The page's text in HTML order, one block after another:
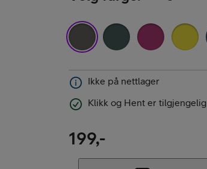
Ikke på nettlager
Klikk og Hent er tilgjengelig
199,-